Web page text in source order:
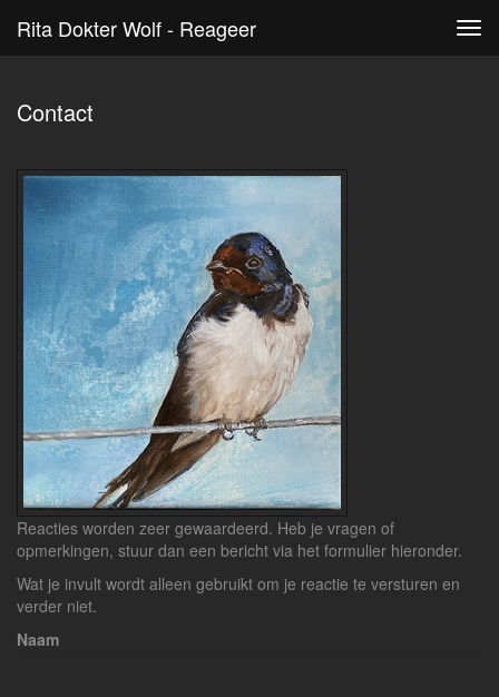
Rita Dokter Wolf - Reageer
Contact
Reacties worden zeer gewaardeerd. Heb je vragen of
opmerkingen, stuur dan een bericht via het formulier hieronder.
Wat je invult wordt alleen gebruikt om je reactie te versturen en
verder niet.
Naam